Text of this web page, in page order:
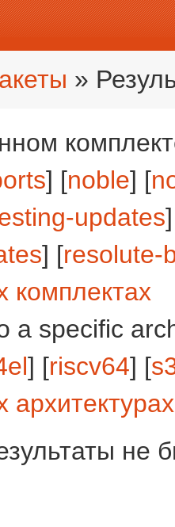
»
] [noble] [
updates
] [resolute-
комплектах
a specific
] [riscv64] [
архитектурах
не